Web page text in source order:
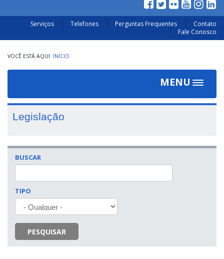
Serviços Telefones Perguntas Frequentes
Contato
Fale Conosco
INÍCIO
MENU
Toggle
Legislação
BUSCAR
TIPO
PESQUISAR